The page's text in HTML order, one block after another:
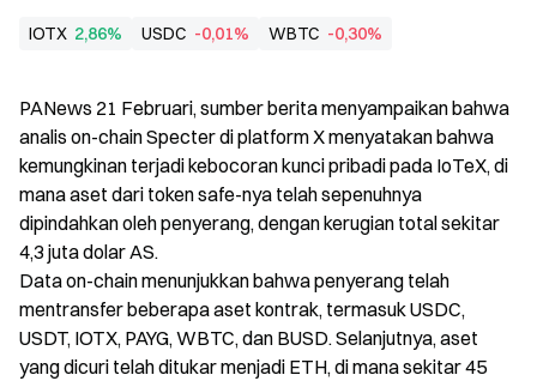
IOTX 2,86% USDC -0,01% WBTC -0,30%
PANews 21 Februari, sumber berita menyampaikan bahwa
analis on-chain Specter di platform X menyatakan bahwa
kemungkinan terjadi kebocoran kunci pribadi pada IoTeX, di
mana aset dari token safe-nya telah sepenuhnya
dipindahkan oleh penyerang, dengan kerugian total sekitar
4,3 juta dolar AS.
Data on-chain menunjukkan bahwa penyerang telah
mentransfer beberapa aset kontrak, termasuk USDC,
USDT, IOTX, PAYG, WBTC, dan BUSD. Selanjutnya, aset
yang dicuri telah ditukar menjadi ETH, di mana sekitar 45